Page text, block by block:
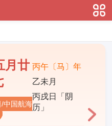
月廿
中国航海
丙午〔马〕年
乙未月
丙戌日「阴
历」